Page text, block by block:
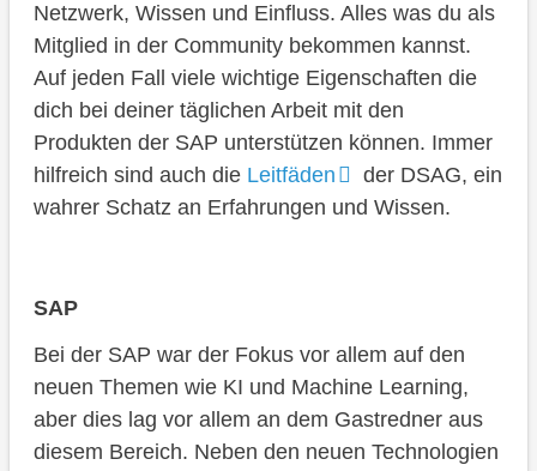
Netzwerk, Wissen und Einfluss. Alles was du als
Mitglied in der Community bekommen kannst.
Auf jeden Fall viele wichtige Eigenschaften die
dich bei deiner täglichen Arbeit mit den
Produkten der SAP unterstützen können. Immer
hilfreich sind auch die Leitfäden
der DSAG, ein
wahrer Schatz an Erfahrungen und Wissen.
SAP
Bei der SAP war der Fokus vor allem auf den
neuen Themen wie KI und Machine Learning,
aber dies lag vor allem an dem Gastredner aus
diesem Bereich. Neben den neuen Technologien